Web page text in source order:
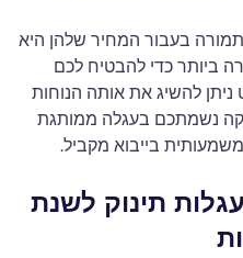
בעבור המחיר שלהן היא
ביותר כדי להבטיח לכם
להשיג את אותה הנוחות
נשמתכם בעגלה ממותגת
בייבוא מקביל.
תינוק לשנת